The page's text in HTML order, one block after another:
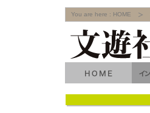
You are here : HOME